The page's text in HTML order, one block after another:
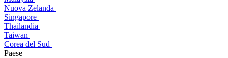
Nuova Zelanda
Singapore
Thailandia
Taiwan
Corea del Sud
Paese